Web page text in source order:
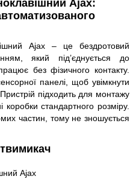
Ajax:
Ajax – це бездротовий
який під’єднується до
без фізичного контакту.
панелі, щоб увімкнути
підходить для монтажу
коробки стандартного розміру.
частин, тому не зношується